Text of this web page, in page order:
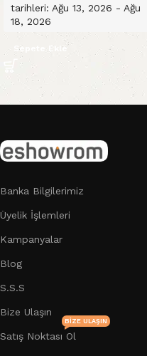
tarihleri: Ağu 13, 2026 - Ağu
18, 2026
Sepete Ekle
Read More
Banka Bilgilerimiz
Üyelik İşlemleri
Kampanyalar
Blog
S.S.S
Bize Ulaşın
Satış Noktası Ol
BIZE ULAŞIN